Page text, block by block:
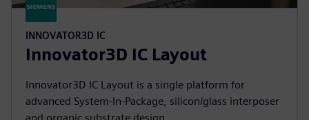
INNOVATOR3D IC
Innovator3D IC Layout
Innovator3D IC Layout is a single platform for
advanced System-In-Package, silicon/glass interposer
and organic substrate design.